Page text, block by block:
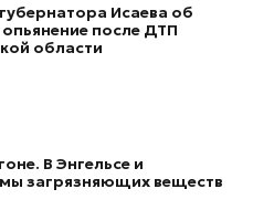
Исаева об
после ДТП
области
В Энгельсе и
загрязняющих веществ